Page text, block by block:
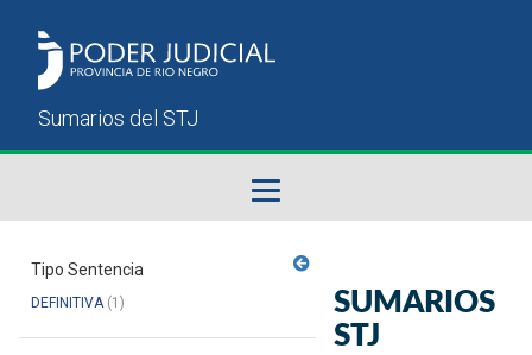
Sumarios del STJ
Tipo Sentencia
DEFINITIVA(1)
SUMARIOS
STJ